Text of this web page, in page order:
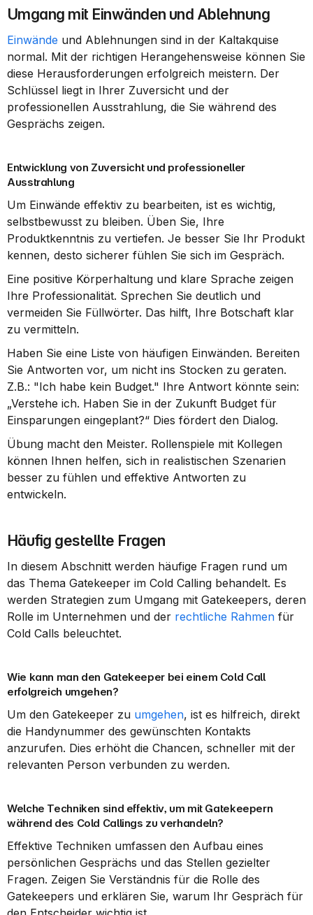
Umgang mit Einwänden und Ablehnung
Einwände und Ablehnungen sind in der Kaltakquise
normal. Mit der richtigen Herangehensweise können Sie
diese Herausforderungen erfolgreich meistern. Der
Schlüssel liegt in Ihrer Zuversicht und der
professionellen Ausstrahlung, die Sie während des
Gesprächs zeigen.
Entwicklung von Zuversicht und professioneller
Ausstrahlung
Um Einwände effektiv zu bearbeiten, ist es wichtig,
selbstbewusst zu bleiben. Üben Sie, Ihre
Produktkenntnis zu vertiefen. Je besser Sie Ihr Produkt
kennen, desto sicherer fühlen Sie sich im Gespräch.
Eine positive Körperhaltung und klare Sprache zeigen
Ihre Professionalität. Sprechen Sie deutlich und
vermeiden Sie Füllwörter. Das hilft, Ihre Botschaft klar
zu vermitteln.
Haben Sie eine Liste von häufigen Einwänden. Bereiten
Sie Antworten vor, um nicht ins Stocken zu geraten.
Z.B.: "Ich habe kein Budget." Ihre Antwort könnte sein:
„Verstehe ich. Haben Sie in der Zukunft Budget für
Einsparungen eingeplant?“ Dies fördert den Dialog.
Übung macht den Meister. Rollenspiele mit Kollegen
können Ihnen helfen, sich in realistischen Szenarien
besser zu fühlen und effektive Antworten zu
entwickeln.
Häufig gestellte Fragen
In diesem Abschnitt werden häufige Fragen rund um
das Thema Gatekeeper im Cold Calling behandelt. Es
werden Strategien zum Umgang mit Gatekeepers, deren
Rolle im Unternehmen und der rechtliche Rahmen für
Cold Calls beleuchtet.
Wie kann man den Gatekeeper bei einem Cold Call
erfolgreich umgehen?
Um den Gatekeeper zu umgehen, ist es hilfreich, direkt
die Handynummer des gewünschten Kontakts
anzurufen. Dies erhöht die Chancen, schneller mit der
relevanten Person verbunden zu werden.
Welche Techniken sind effektiv, um mit Gatekeepern
während des Cold Callings zu verhandeln?
Effektive Techniken umfassen den Aufbau eines
persönlichen Gesprächs und das Stellen gezielter
Fragen. Zeigen Sie Verständnis für die Rolle des
Gatekeepers und erklären Sie, warum Ihr Gespräch für